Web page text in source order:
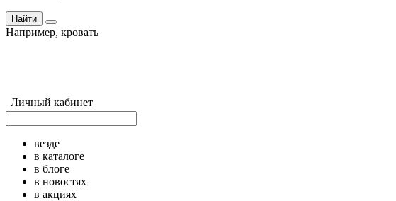
Найти
Например, кровать
Личный кабинет
везде
в каталоге
в блоге
в новостях
в акциях